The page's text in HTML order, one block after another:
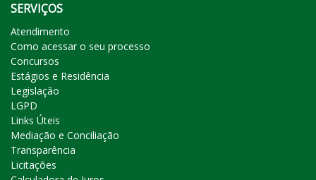
SERVIÇOS
Atendimento
Como acessar o seu processo
Concursos
Estágios e Residência
Legislação
LGPD
Links Úteis
Mediação e Conciliação
Transparência
Licitações